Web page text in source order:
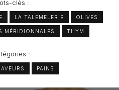
clés :
LA TALEMELERIE OLIVES
MÉRIDIONNALES THYM
:
PAINS